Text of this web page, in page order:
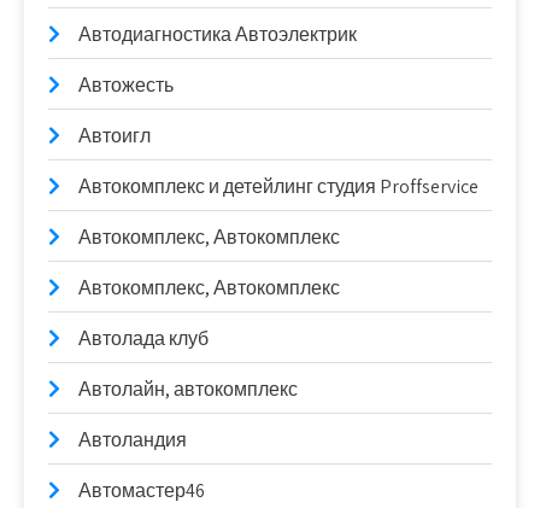
Автодиагностика Автоэлектрик
Автожесть
Автоигл
Автокомплекс и детейлинг студия Proffservice
Автокомплекс, Автокомплекс
Автокомплекс, Автокомплекс
Автолада клуб
Автолайн, автокомплекс
Автоландия
Автомастер46